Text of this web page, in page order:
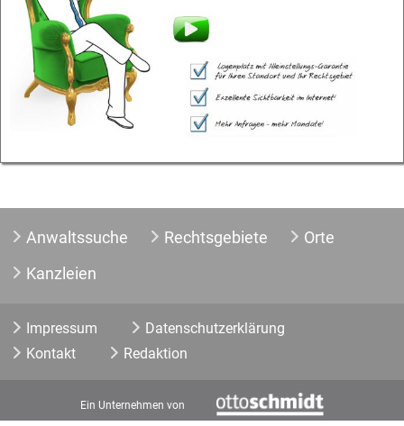
Anwaltssuche Rechtsgebiete
Orte
Kanzleien
Impressum
Datenschutzerklärung
Kontakt
Redaktion
Ein Unternehmen von